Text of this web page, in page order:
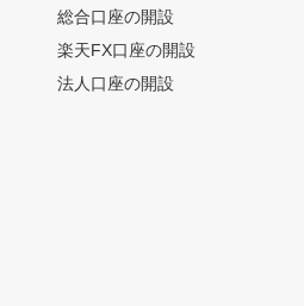
総合口座の開設
楽天FX口座の開設
法人口座の開設